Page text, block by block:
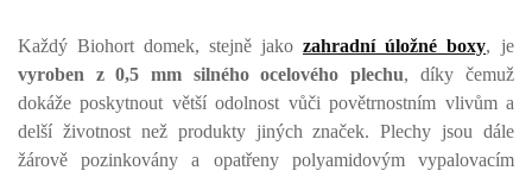
Každý Biohort domek, stejně jako zahradní úložné boxy, je
vyroben z 0,5 mm silného ocelového plechu, díky čemuž
dokáže poskytnout větší odolnost vůči povětrnostním vlivům a
delší životnost než produkty jiných značek. Plechy jsou dále
žárově pozinkovány a opatřeny polyamidovým vypalovacím